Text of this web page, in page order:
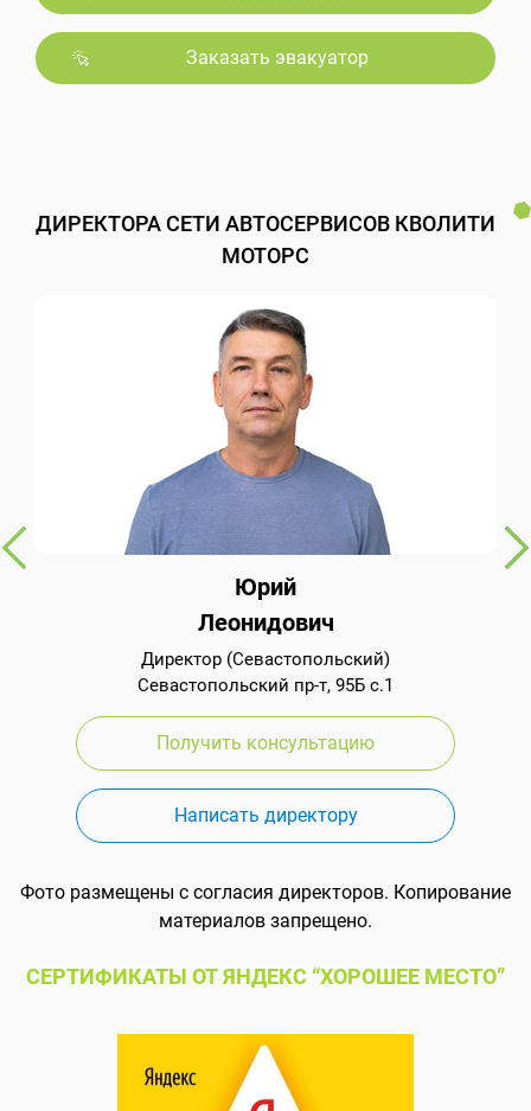
Заказать эвакуатор
ДИРЕКТОРА СЕТИ АВТОСЕРВИСОВ КВОЛИТИ
МОТОРС
Юрий
Леонидович
Директор (Севастопольский)
Севастопольский пр-т, 95Б с.1
Получить консультацию
Написать директору
Фото размещены с согласия директоров. Копирование
материалов запрещено.
СЕРТИФИКАТЫ ОТ ЯНДЕКС “ХОРОШЕЕ МЕСТО”